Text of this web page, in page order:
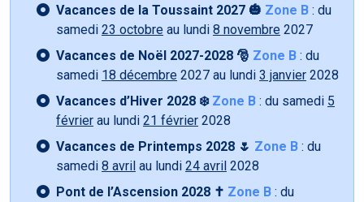
Vacances de la Toussaint 2027 🎃 Zone B : du
samedi 23 octobre au lundi 8 novembre 2027
Vacances de Noël 2027-2028 🎅 Zone B : du
samedi 18 décembre 2027 au lundi 3 janvier 2028
Vacances d’Hiver 2028 ❄️ Zone B : du samedi 5
février au lundi 21 février 2028
Vacances de Printemps 2028 🌷 Zone B : du
samedi 8 avril au lundi 24 avril 2028
Pont de l’Ascension 2028 ✝️ Zone B : du